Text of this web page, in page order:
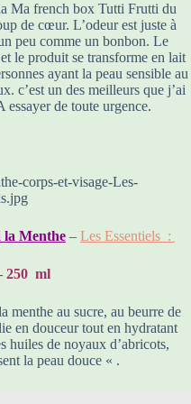
Ma french box Tutti Frutti du
de cœur. L’odeur est juste à
peu comme un bonbon. Le
le produit se transforme en lait
ayant la peau sensible au
c’est un des meilleurs que j’ai
essayer de toute urgence.
la Menthe – Les Essentiels :
250 ml
menthe au sucre, au beurre de
en douceur tout en hydratant
huiles de noyaux d’abricots,
la peau douce « .